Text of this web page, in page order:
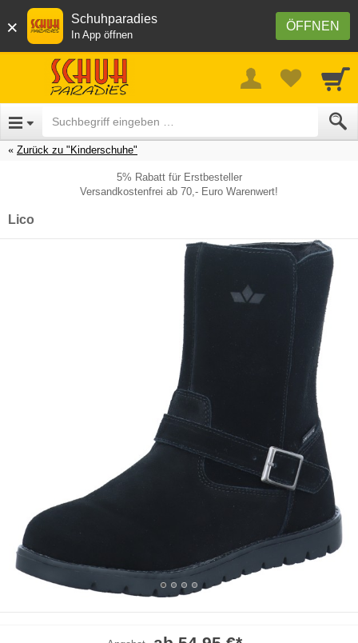
× ÖFFNEN
Schuhparadies
In App öffnen
Zurück zu "Kinderschuhe"
5% Rabatt für Erstbesteller
Versandkostenfrei ab 70,- Euro Warenwert!
Lico